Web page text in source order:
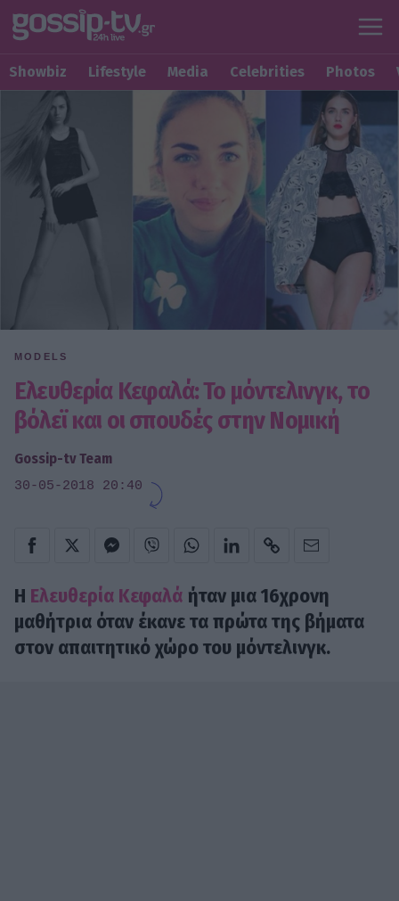
Showbiz Lifestyle Media Celebrities Photos
MODELS
Ελευθερία Κεφαλά: Το μόντελινγκ, το
βόλεϊ και οι σπουδές στην Νομική
Gossip-tv Team
30-05-2018 20:40
Η Ελευθερία Κεφαλά ήταν μια 16χρονη
μαθήτρια όταν έκανε τα πρώτα της βήματα
στον απαιτητικό χώρο του μόντελινγκ.